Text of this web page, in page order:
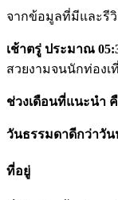
จากข้อมูลที่มีและรี
เช้าตรู่ ประมาณ
สวยงามจนนักท่องเ
ช่วงเดือนที่แนะนำ
วันธรรมดาดีกว่าวัน
ที่อยู่